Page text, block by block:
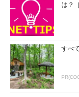
は？
すべ